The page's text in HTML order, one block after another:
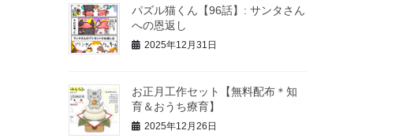
パズル猫くん【96話】: サンタさん
への恩返し
2025年12月31日
お正月工作セット【無料配布＊知
育＆おうち療育】
2025年12月26日